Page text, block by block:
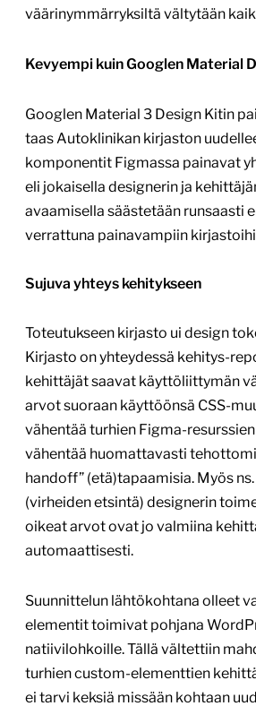
väärinymmärryksiltä vältytään
Kevyempi kuin Googlen Material
Googlen Material 3 Design Kitin
taas Autoklinikan kirjaston
komponentit Figmassa painavat
eli jokaisella designerin ja
avaamisella säästetään runsaasti
verrattuna painavampiin
Sujuva yhteys kehitykseen
Toteutukseen kirjasto ui design
Kirjasto on yhteydessä kehitys-
kehittäjät saavat käyttöliittymän
arvot suoraan käyttöönsä CSS-
vähentää turhien Figma-
vähentää huomattavasti
handoff” (etä)tapaamisia. Myös
(virheiden etsintä) designerin
oikeat arvot ovat jo valmiina
automaattisesti.
Suunnittelun lähtökohtana olleet
elementit toimivat pohjana
natiivilohkoille. Tällä vältettiin
turhien custom-elementtien
ei tarvi keksiä missään kohtaan